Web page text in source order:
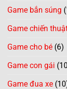
Game bắn súng
Game chiến
Game cho bé (6)
Game con gái
Game đua xe